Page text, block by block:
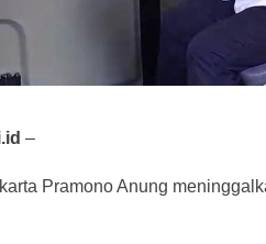
–
Pramono Anung